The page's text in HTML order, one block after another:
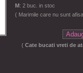
M: 2 buc. in stoc
( Marimile care nu sunt
( Cate bucati vreti de